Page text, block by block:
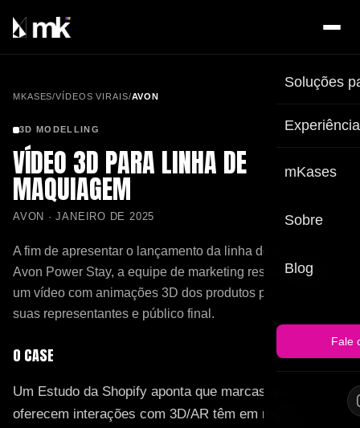
Soluções
mKases
Sobre
Blog
Fale
MKASES/VÍDEOS VIRAIS/AVON
3D MODELLING
VÍDEO 3D PARA LINHA DE
MAQUIAGEM
AVON · JANEIRO DE 2025
A fim de apresentar o lançamento da linha de maquiagem
Avon Power Stay, a equipe de marketing resolveu produzir
um vídeo com animações 3D dos produtos para encantar
suas representantes e público final.
O CASE
Um Estudo da Shopify aponta que marcas que
oferecem interações com 3D/AR têm em média 94%